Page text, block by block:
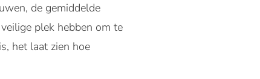
de gemiddelde
plek hebben om te
het laat zien hoe